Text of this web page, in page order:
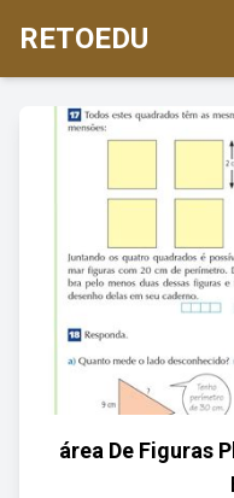
RETOEDU
área De Figuras